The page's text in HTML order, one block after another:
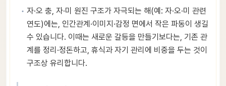
자·오 충, 자·미 원진 구조가 자극되는 해(예: 자·오·미 관련
연도)에는, 인간관계·이미지·감정 면에서 작은 파동이 생길
수 있습니다. 이때는 새로운 갈등을 만들기보다는, 기존 관
계를 정리·정돈하고, 휴식과 자기 관리에 비중을 두는 것이
구조상 유리합니다.